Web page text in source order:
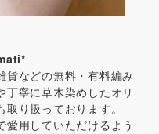
貨などの無料・有料編み
寧に草木染めしたオリ
り扱っております。
用していただけるよう